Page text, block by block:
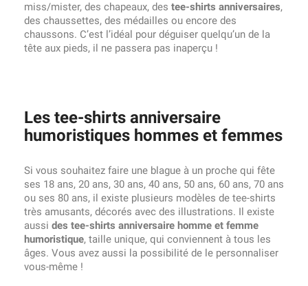
miss/mister, des chapeaux, des tee-shirts anniversaires,
des chaussettes, des médailles ou encore des
chaussons. C’est l’idéal pour déguiser quelqu’un de la
tête aux pieds, il ne passera pas inaperçu !
Les tee-shirts anniversaire
humoristiques hommes et femmes
Si vous souhaitez faire une blague à un proche qui fête
ses 18 ans, 20 ans, 30 ans, 40 ans, 50 ans, 60 ans, 70 ans
ou ses 80 ans, il existe plusieurs modèles de tee-shirts
très amusants, décorés avec des illustrations. Il existe
aussi des tee-shirts anniversaire homme et femme
humoristique, taille unique, qui conviennent à tous les
âges. Vous avez aussi la possibilité de le personnaliser
vous-même !